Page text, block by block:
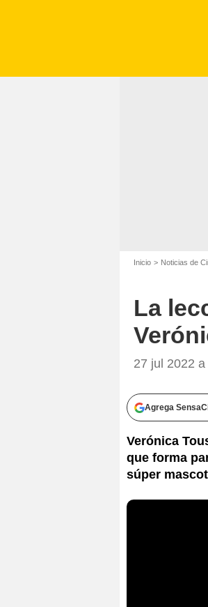
Inicio Noticias de
La
27 jul 2022
Agrega
Verónica
que forma
súper